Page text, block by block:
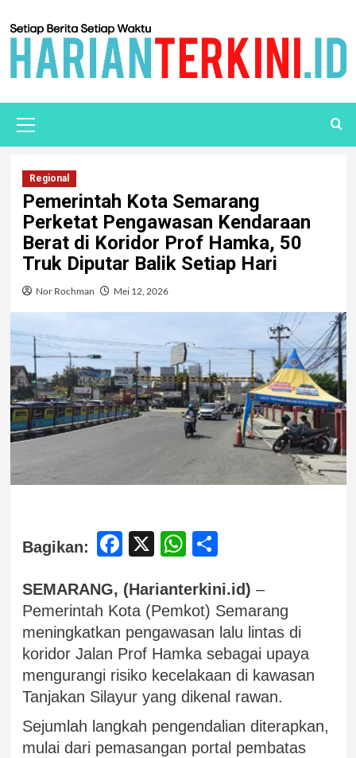
Regional
Pemerintah Kota Semarang
Perketat Pengawasan Kendaraan
Berat di Koridor Prof Hamka, 50
Truk Diputar Balik Setiap Hari
Nor Rochman Mei 12, 2026
Bagikan: Facebook
X WhatsApp
SEMARANG, (Harianterkini.id) –
Pemerintah Kota (Pemkot) Semarang
meningkatkan pengawasan lalu lintas di
koridor Jalan Prof Hamka sebagai upaya
mengurangi risiko kecelakaan di kawasan
Tanjakan Silayur yang dikenal rawan.
Sejumlah langkah pengendalian diterapkan,
mulai dari pemasangan portal pembatas